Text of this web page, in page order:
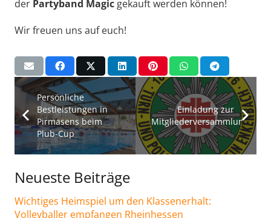
der Partyband Magic gekauft werden können!
Wir freuen uns auf euch!
Persönliche
Bestleistungen in
Pirmasens beim
Plub-Cup
Einladung zur
Mitgliederversammlung!
Neueste Beiträge
Wichtiges Heimspiel um den Klassenerhalt:
Volleyballer empfangen Rheinhessen